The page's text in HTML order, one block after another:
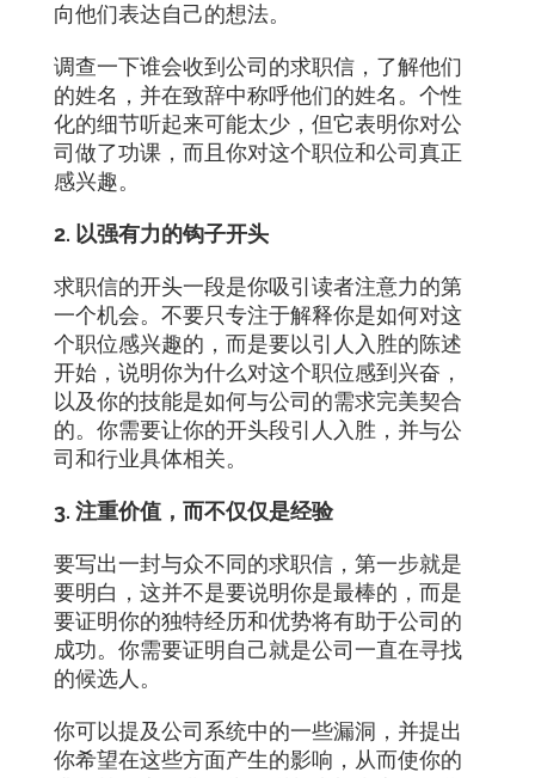
向他们表达自己的想法。
调查一下谁会收到公司的求职信，了解他们
的姓名，并在致辞中称呼他们的姓名。个性
化的细节听起来可能太少，但它表明你对公
司做了功课，而且你对这个职位和公司真正
感兴趣。
2. 以强有力的钩子开头
求职信的开头一段是你吸引读者注意力的第
一个机会。不要只专注于解释你是如何对这
个职位感兴趣的，而是要以引人入胜的陈述
开始，说明你为什么对这个职位感到兴奋，
以及你的技能是如何与公司的需求完美契合
的。你需要让你的开头段引人入胜，并与公
司和行业具体相关。
3. 注重价值，而不仅仅是经验
要写出一封与众不同的求职信，第一步就是
要明白，这并不是要说明你是最棒的，而是
要证明你的独特经历和优势将有助于公司的
成功。你需要证明自己就是公司一直在寻找
的候选人。
你可以提及公司系统中的一些漏洞，并提出
你希望在这些方面产生的影响，从而使你的